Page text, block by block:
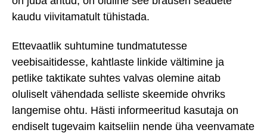
kaudu viivitamatult tühistada.
Ettevaatlik suhtumine tundmatutesse
veebisaitidesse, kahtlaste linkide vältimine ja
petlike taktikate suhtes valvas olemine aitab
oluliselt vähendada selliste skeemide ohvriks
langemise ohtu. Hästi informeeritud kasutaja on
endiselt tugevaim kaitseliin nende üha veenvamate